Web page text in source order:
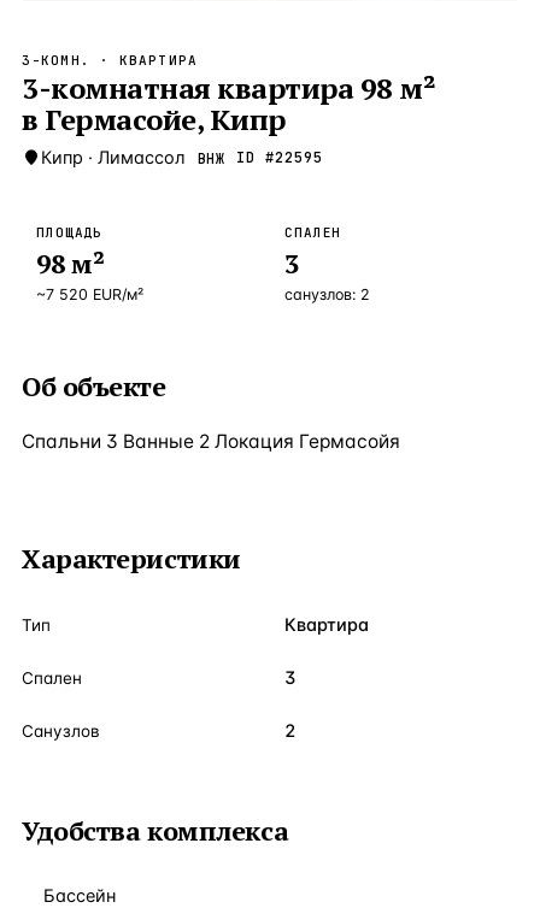
Новороссийск —Локация Россия · 2
Стамбул —Локация
Анталия
ЧАСТО ИЩУТ
Турция
3-КОМН. · КВАРТИРА
3-комнатная квартира 98 м²
в Гермасойе, Кипр
Кипр · Лимассол ВНЖ ID #22595
ПЛОЩАДЬ
98м²
~7 520 EUR/м²
СПАЛЕН
3
санузлов: 2
Об объекте
Спальни 3 Ванные 2 Локация Гермасойя
Характеристики
Тип Квартира
Спален 3
Санузлов 2
Удобства комплекса
Бассейн